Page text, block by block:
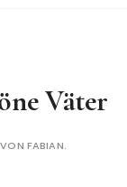
Väter
VON FABIAN.